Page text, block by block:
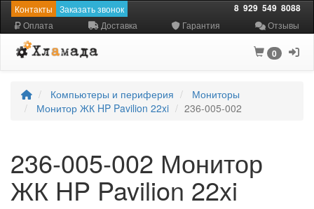
Контакты Заказать звонок 8 929 549 8088
Оплата Доставка Гарантия Отзывы
0
Компьютеры и периферия
Мониторы
Монитор ЖК HP Pavilion 22xi
236-005-002
236-005-002 Монитор
ЖК HP Pavilion 22xi